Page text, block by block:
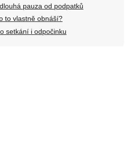
pauza od podpatků
to vlastně obnáší?
setkání i odpočinku